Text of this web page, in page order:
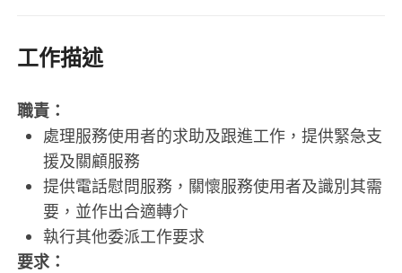
工作描述
職責：
處理服務使用者的求助及跟進工作，提供緊急支
援及關顧服務
提供電話慰問服務，關懷服務使用者及識別其需
要，並作出合適轉介
執行其他委派工作要求
要求：